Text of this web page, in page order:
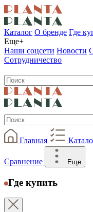
Каталог О бренде Где
Еще+
Наши соцсети Новости
Сотрудничество
Главная
Сравнение Еще
Где купить